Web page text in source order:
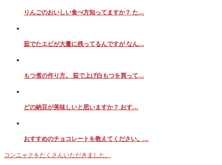
りんごのおいしい食べ方知ってますか？ た…
茹でたエビが大量に残ってるんですが なん…
もつ煮の作り方。 茹で上げ白もつを買って…
どの納豆が美味しいと思いますか？ おす…
おすすめのチョコレートを教えてください。…
コンニャクをたくさんいただきました。